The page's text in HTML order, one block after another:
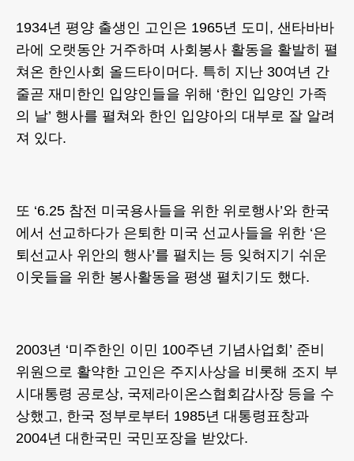
1934년 평양 출생인 고인은 1965년 도미, 샌타바바
라에 오랫동안 거주하며 사회봉사 활동을 활발히 펼
쳐온 한인사회 올드타이머다. 특히 지난 30여년 간
줄곧 재미한인 입양인들을 위해 ‘한인 입양인 가족
의 날’ 행사를 펼쳐와 한인 입양아의 대부로 잘 알려
져 있다.
또 ‘6.25 참전 미국용사들을 위한 위로행사’와 한국
에서 선교하다가 은퇴한 미국 선교사들을 위한 ‘은
퇴선교사 위안의 행사’를 펼치는 등 잊혀지기 쉬운
이웃들을 위한 봉사활동을 평생 펼치기도 했다.
2003년 ‘미주한인 이민 100주년 기념사업회’ 준비
위원으로 활약한 고인은 주지사상을 비롯해 조지 부
시대통령 공로상, 국제라이온스협회감사장 등을 수
상했고, 한국 정부로부터 1985년 대통령표창과
2004년 대한국민 국민포장을 받았다.